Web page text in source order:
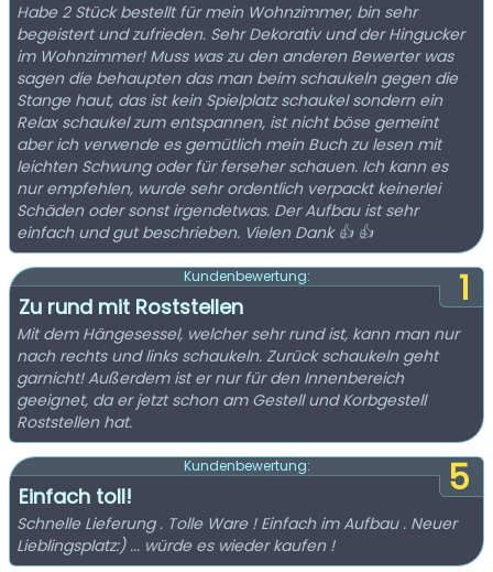
Habe 2 Stück bestellt für mein Wohnzimmer, bin sehr
begeistert und zufrieden. Sehr Dekorativ und der Hingucker
im Wohnzimmer! Muss was zu den anderen Bewerter was
sagen die behaupten das man beim schaukeln gegen die
Stange haut, das ist kein Spielplatz schaukel sondern ein
Relax schaukel zum entspannen, ist nicht böse gemeint
aber ich verwende es gemütlich mein Buch zu lesen mit
leichten Schwung oder für ferseher schauen. Ich kann es
nur empfehlen, wurde sehr ordentlich verpackt keinerlei
Schäden oder sonst irgendetwas. Der Aufbau ist sehr
einfach und gut beschrieben. Vielen Dank 👍 👍
1
Kundenbewertung:
Zu rund mit Roststellen
Mit dem Hängesessel, welcher sehr rund ist, kann man nur
nach rechts und links schaukeln. Zurück schaukeln geht
garnicht! Außerdem ist er nur für den Innenbereich
geeignet, da er jetzt schon am Gestell und Korbgestell
Roststellen hat.
5
Kundenbewertung:
Einfach toll!
Schnelle Lieferung . Tolle Ware ! Einfach im Aufbau . Neuer
Lieblingsplatz:) ... würde es wieder kaufen !